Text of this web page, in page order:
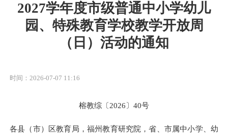
2027学年度市级普通中小学幼儿
园、特殊教育学校教学开放周
（日）活动的通知
时间：2026-07-07 11:16
榕教综 〔2026〕 40号
各县（市）区教育局，福州教育研究院，省、市属中小学、幼